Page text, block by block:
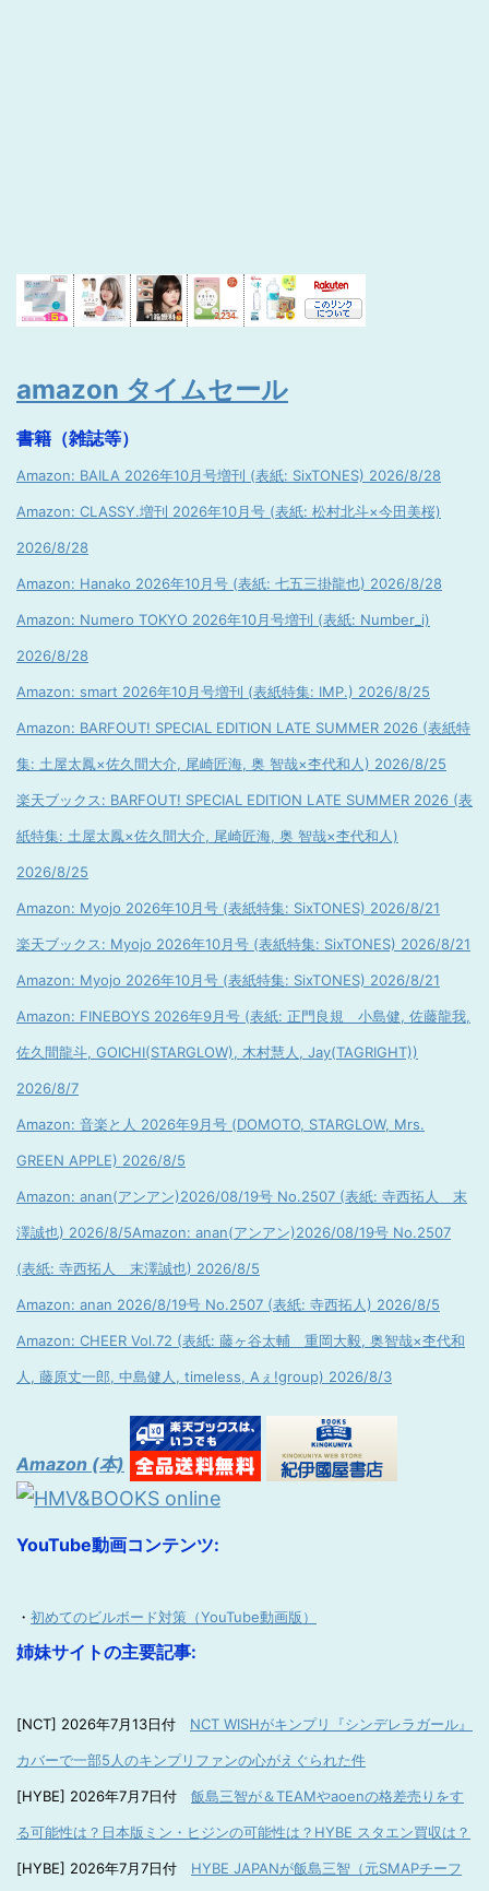
amazon タイムセール
書籍（雑誌等）
Amazon: BAILA 2026年10月号増刊 (表紙: SixTONES) 2026/8/28
Amazon: CLASSY.増刊 2026年10月号 (表紙: 松村北斗×今田美桜)
2026/8/28
Amazon: Hanako 2026年10月号 (表紙: 七五三掛龍也) 2026/8/28
Amazon: Numero TOKYO 2026年10月号増刊 (表紙: Number_i)
2026/8/28
Amazon: smart 2026年10月号増刊 (表紙特集: IMP.) 2026/8/25
Amazon: BARFOUT! SPECIAL EDITION LATE SUMMER 2026 (表紙特
集: 土屋太鳳×佐久間大介, 尾崎匠海, 奥 智哉×杢代和人) 2026/8/25
楽天ブックス: BARFOUT! SPECIAL EDITION LATE SUMMER 2026 (表
紙特集: 土屋太鳳×佐久間大介, 尾崎匠海, 奥 智哉×杢代和人)
2026/8/25
Amazon: Myojo 2026年10月号 (表紙特集: SixTONES) 2026/8/21
楽天ブックス: Myojo 2026年10月号 (表紙特集: SixTONES) 2026/8/21
Amazon: Myojo 2026年10月号 (表紙特集: SixTONES) 2026/8/21
Amazon: FINEBOYS 2026年9月号 (表紙: 正門良規 小島健, 佐藤龍我,
佐久間龍斗, GOICHI(STARGLOW), 木村慧人, Jay(TAGRIGHT))
2026/8/7
Amazon: 音楽と人 2026年9月号 (DOMOTO, STARGLOW, Mrs.
GREEN APPLE) 2026/8/5
Amazon: anan(アンアン)2026/08/19号 No.2507 (表紙: 寺西拓人 末
澤誠也) 2026/8/5Amazon: anan(アンアン)2026/08/19号 No.2507
(表紙: 寺西拓人 末澤誠也) 2026/8/5
Amazon: anan 2026/8/19号 No.2507 (表紙: 寺西拓人) 2026/8/5
Amazon: CHEER Vol.72 (表紙: 藤ヶ谷太輔 重岡大毅, 奥智哉×杢代和
人, 藤原丈一郎, 中島健人, timeless, Aぇ!group) 2026/8/3
Amazon (本)
YouTube動画コンテンツ:
・ 初めてのビルボード対策（YouTube動画版）
姉妹サイトの主要記事:
[NCT] 2026年7月13日付 NCT WISHがキンプリ『シンデレラガール』
カバーで一部5人のキンプリファンの心がえぐられた件
[HYBE] 2026年7月7日付 飯島三智が＆TEAMやaoenの格差売りをす
る可能性は？日本版ミン・ヒジンの可能性は？HYBE スタエン買収は？
[HYBE] 2026年7月7日付 HYBE JAPANが飯島三智（元SMAPチーフ